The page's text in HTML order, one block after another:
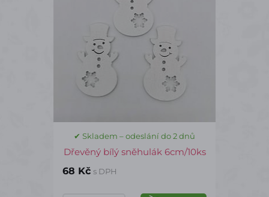
✔ Skladem – odeslání do 2 dnů
Dřevěný bílý sněhulák 6cm/10ks
68 Kč s DPH